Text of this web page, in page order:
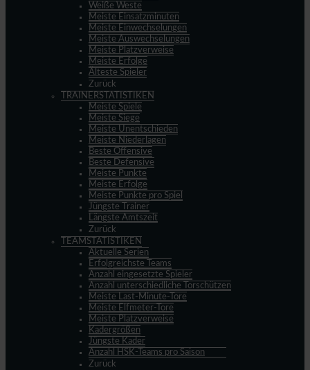
Weiße Weste
Meiste Einsatzminuten
Meiste Einwechselungen
Meiste Auswechselungen
Meiste Platzverweise
Meiste Erfolge
Älteste Spieler
Zurück
TRAINERSTATISTIKEN
Meiste Spiele
Meiste Siege
Meiste Unentschieden
Meiste Niederlagen
Beste Offensive
Beste Defensive
Meiste Punkte
Meiste Erfolge
Meiste Punkte pro Spiel
Jüngste Trainer
Längste Amtszeit
Zurück
TEAMSTATISTIKEN
Aktuelle Serien
Erfolgreichste Teams
Anzahl eingesetzte Spieler
Anzahl unterschiedliche Torschützen
Meiste Last-Minute-Tore
Meiste Elfmeter-Tore
Meiste Platzverweise
Kadergrößen
Jüngste Kader
Anzahl HSK-Teams pro Saison
Zurück